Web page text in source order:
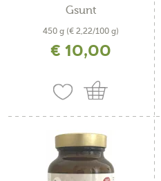
Gsunt
450 g (€ 2,22/100 g)
€ 10,00